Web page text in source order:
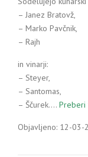
– Janez Bratovž,
– Marko Pavčnik,
– Rajh
in vinarji:
– Steyer,
– Santomas,
– Ščurek.… Preberi
Objavljeno: 12-03-